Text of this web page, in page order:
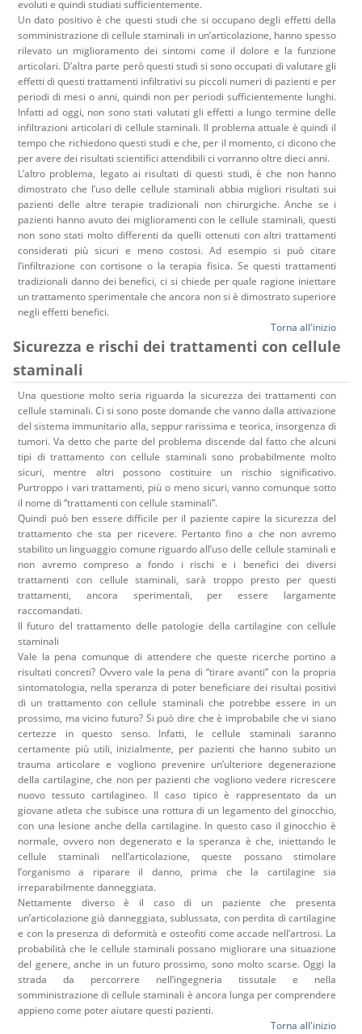
evoluti e quindi studiati sufficientemente.
Un dato positivo è che questi studi che si occupano degli effetti della
somministrazione di cellule staminali in un’articolazione, hanno spesso
rilevato un miglioramento dei sintomi come il dolore e la funzione
articolari. D’altra parte però questi studi si sono occupati di valutare gli
effetti di questi trattamenti infiltrativi su piccoli numeri di pazienti e per
periodi di mesi o anni, quindi non per periodi sufficientemente lunghi.
Infatti ad oggi, non sono stati valutati gli effetti a lungo termine delle
infiltrazioni articolari di cellule staminali. Il problema attuale è quindi il
tempo che richiedono questi studi e che, per il momento, ci dicono che
per avere dei risultati scientifici attendibili ci vorranno oltre dieci anni.
L’altro problema, legato ai risultati di questi studi, è che non hanno
dimostrato che l’uso delle cellule staminali abbia migliori risultati sui
pazienti delle altre terapie tradizionali non chirurgiche. Anche se i
pazienti hanno avuto dei miglioramenti con le cellule staminali, questi
non sono stati molto differenti da quelli ottenuti con altri trattamenti
considerati più sicuri e meno costosi. Ad esempio si può citare
l’infiltrazione con cortisone o la terapia fisica. Se questi trattamenti
tradizionali danno dei benefici, ci si chiede per quale ragione iniettare
un trattamento sperimentale che ancora non si è dimostrato superiore
negli effetti benefici.
Torna all'inizio
Sicurezza e rischi dei trattamenti con cellule
staminali
Una questione molto seria riguarda la sicurezza dei trattamenti con
cellule staminali. Ci si sono poste domande che vanno dalla attivazione
del sistema immunitario alla, seppur rarissima e teorica, insorgenza di
tumori. Va detto che parte del problema discende dal fatto che alcuni
tipi di trattamento con cellule staminali sono probabilmente molto
sicuri, mentre altri possono costituire un rischio significativo.
Purtroppo i vari trattamenti, più o meno sicuri, vanno comunque sotto
il nome di “trattamenti con cellule staminali”.
Quindi può ben essere difficile per il paziente capire la sicurezza del
trattamento che sta per ricevere. Pertanto fino a che non avremo
stabilito un linguaggio comune riguardo all’uso delle cellule staminali e
non avremo compreso a fondo i rischi e i benefici dei diversi
trattamenti con cellule staminali, sarà troppo presto per questi
trattamenti, ancora sperimentali, per essere largamente
raccomandati.
Il futuro del trattamento delle patologie della cartilagine con cellule
staminali
Vale la pena comunque di attendere che queste ricerche portino a
risultati concreti? Ovvero vale la pena di “tirare avanti” con la propria
sintomatologia, nella speranza di poter beneficiare dei risultai positivi
di un trattamento con cellule staminali che potrebbe essere in un
prossimo, ma vicino futuro? Si può dire che è improbabile che vi siano
certezze in questo senso. Infatti, le cellule staminali saranno
certamente più utili, inizialmente, per pazienti che hanno subito un
trauma articolare e vogliono prevenire un’ulteriore degenerazione
della cartilagine, che non per pazienti che vogliono vedere ricrescere
nuovo tessuto cartilagineo. Il caso tipico è rappresentato da un
giovane atleta che subisce una rottura di un legamento del ginocchio,
con una lesione anche della cartilagine. In questo caso il ginocchio è
normale, ovvero non degenerato e la speranza è che, iniettando le
cellule staminali nell’articolazione, queste possano stimolare
l’organismo a riparare il danno, prima che la cartilagine sia
irreparabilmente danneggiata.
Nettamente diverso è il caso di un paziente che presenta
un’articolazione già danneggiata, sublussata, con perdita di cartilagine
e con la presenza di deformità e osteofiti come accade nell’artrosi. La
probabilità che le cellule staminali possano migliorare una situazione
del genere, anche in un futuro prossimo, sono molto scarse. Oggi la
strada da percorrere nell’ingegneria tissutale e nella
somministrazione di cellule staminali è ancora lunga per comprendere
appieno come poter aiutare questi pazienti.
Torna all'inizio